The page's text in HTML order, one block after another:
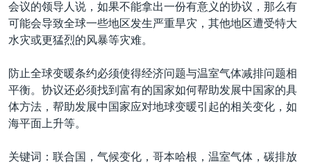
转
到
检
欧洲
非洲
全球议题
科教·文娱·体健
军事
白宫要闻
国会报道
美国建国250周年
埃博拉疫情
美国之音专访
重要讲话与声明
VOA视频
VOA今日焦点
关注我们
会议的领导人说，如果不能拿出一份有意义的协议，那么有
可能会导致全球一些地区发生严重旱灾，其他地区遭受特大
水灾或更猛烈的风暴等灾难。
防止全球变暖条约必须使得经济问题与温室气体减排问题相
平衡。协议还必须找到富有的国家如何帮助发展中国家的具
体方法，帮助发展中国家应对地球变暖引起的相关变化，如
海平面上升等。
关键词：联合国，气候变化，哥本哈根，温室气体，碳排放